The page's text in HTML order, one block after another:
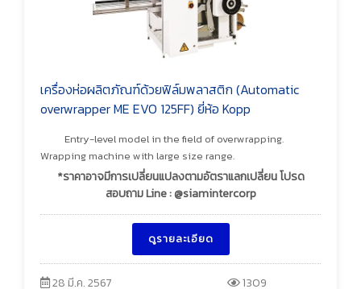
เครื่องห่อผลิตภัณฑ์ด้วยฟิล์มพลาสติก (Automatic
overwrapper ME EVO 125FF) ยี่ห้อ Kopp
Entry-level model in the field of overwrapping.
Wrapping machine with large size range.
*ราคาอาจมีการเปลี่ยนแปลงตามอัตราแลกเปลี่ยน โปรด
สอบถาม Line : @siamintercorp
ดูรายละเอียด
28 มี.ค. 2567 1309